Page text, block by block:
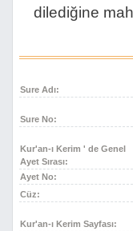
dilediğine
Sure Adı:
Sure No:
Kur'an-ı Kerim ' de Genel
Ayet Sırası:
Ayet No:
Cüz:
Kur'an-ı Kerim Sayfası: